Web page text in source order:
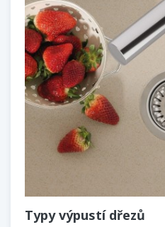
Typy výpustí dřezů